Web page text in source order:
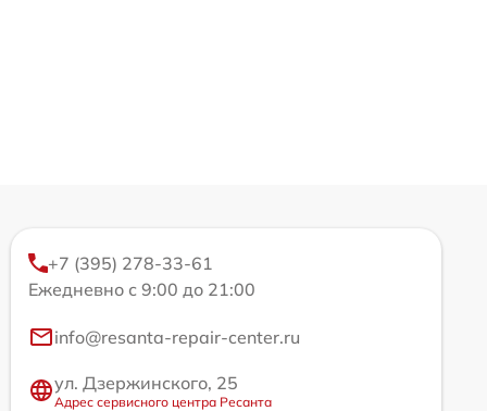
+7 (395) 278-33-61
Ежедневно с 9:00 до 21:00
info@resanta-repair-center.ru
ул. Дзержинского, 25
Адрес сервисного центра Ресанта